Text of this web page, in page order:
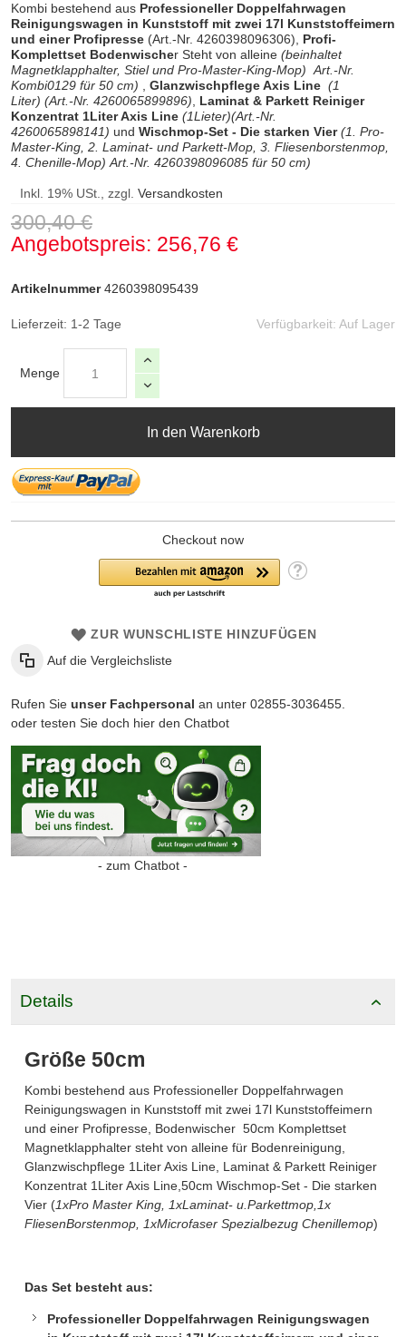
Kombi bestehend aus Professioneller Doppelfahrwagen
Reinigungswagen in Kunststoff mit zwei 17l Kunststoffeimern
und einer Profipresse (Art.-Nr. 4260398096306), Profi-
Komplettset Bodenwischer Steht von alleine (beinhaltet
Magnetklapphalter, Stiel und Pro-Master-King-Mop)Art.-Nr.
Kombi0129 für 50 cm) , Glanzwischpflege Axis Line (1
Liter) (Art.-Nr. 4260065899896), Laminat & Parkett Reiniger
Konzentrat 1Liter Axis Line (1Lieter)(Art.-Nr.
4260065898141) und Wischmop-Set - Die starken Vier(1. Pro-
Master-King, 2. Laminat- und Parkett-Mop, 3. Fliesenborstenmop,
4. Chenille-Mop)Art.-Nr. 4260398096085 für 50 cm)
Inkl. 19% USt., zzgl. Versandkosten
300,40 €
Angebotspreis 256,76 €
Verfügbarkeit: Auf Lager
Artikelnummer 4260398095439
Lieferzeit: 1-2 Tage
Menge
In den Warenkorb
Checkout now
ZUR WUNSCHLISTE HINZUFÜGEN
Auf die Vergleichsliste
Rufen Sie unser Fachpersonal an unter 02855-3036455.
oder testen Sie doch hier den Chatbot
- zum Chatbot -
Details
Größe 50cm
Kombi bestehend aus Professioneller Doppelfahrwagen
Reinigungswagen in Kunststoff mit zwei 17l Kunststoffeimern
und einer Profipresse, Bodenwischer 50cm Komplettset
Magnetklapphalter steht von alleine für Bodenreinigung,
Glanzwischpflege 1Liter Axis Line, Laminat & Parkett Reiniger
Konzentrat 1Liter Axis Line,50cm Wischmop-Set - Die starken
Vier (1xPro Master King, 1xLaminat- u.Parkettmop,1x
FliesenBorstenmop, 1xMicrofaser Spezialbezug Chenillemop)
Das Set besteht aus:
Professioneller Doppelfahrwagen Reinigungswagen